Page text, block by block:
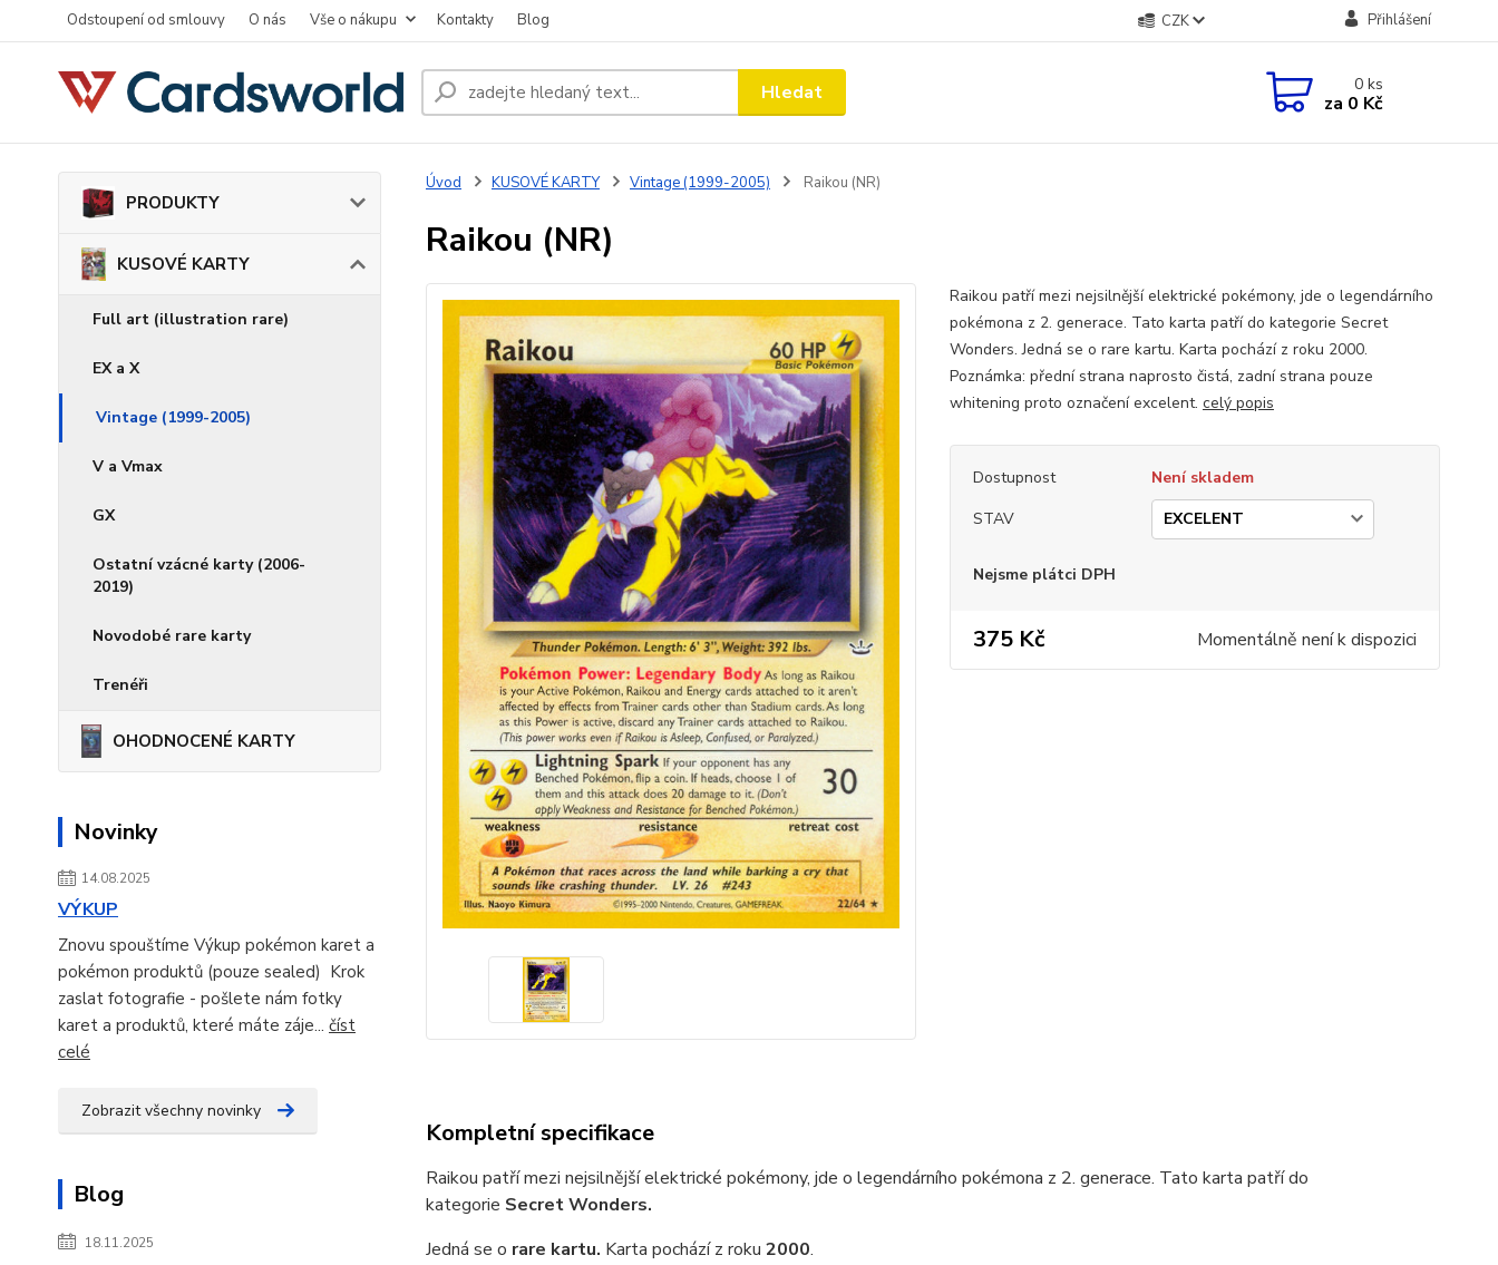
Odstoupení od smlouvy O nás Vše o nákupu Kontakty Blog CZK Přihlášení
Hledat 0ks
za 0 Kč
PRODUKTY
KUSOVÉ KARTY
Full art (illustration rare)
EX a X
Vintage (1999-2005)
V a Vmax
GX
Ostatní vzácné karty (2006-
2019)
Novodobé rare karty
Trenéři
OHODNOCENÉ KARTY
Novinky
14.08.2025
VÝKUP
Znovu spouštíme Výkup pokémon karet a
pokémon produktů (pouze sealed) Krok
zaslat fotografie - pošlete nám fotky
karet a produktů, které máte záje... číst
celé
Zobrazit všechny novinky
Blog
18.11.2025
Úvod KUSOVÉ KARTY Vintage (1999-2005) Raikou (NR)
Raikou (NR)
Raikou patří mezi nejsilnější elektrické pokémony, jde o legendárního
pokémona z 2. generace. Tato karta patří do kategorie Secret
Wonders. Jedná se o rare kartu. Karta pochází z roku 2000.
Poznámka: přední strana naprosto čistá, zadní strana pouze
whitening proto označení excelent. celý popis
Dostupnost
Není skladem
STAV
Nejsme plátci DPH
375 Kč Momentálně není k dispozici
Kompletní specifikace
Raikou patří mezi nejsilnější elektrické pokémony, jde o legendárního pokémona z 2. generace. Tato karta patří do
kategorie Secret Wonders.
Jedná se o rare kartu. Karta pochází z roku 2000.